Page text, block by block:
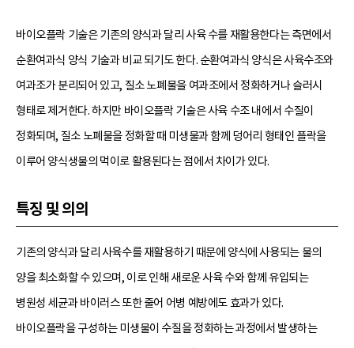
바이오플락 기술은 기존의 양식과 달리 사육 수를 재활용한다는 측면에서
순환여과식 양식 기술과 비교 되기도 한다. 순환여과식 양식은 사육수조와
여과조가 분리되어 있고, 질소 노폐물을 여과조에서 정화하거나 슬러시
형태로 제거한다. 하지만 바이오플락 기술은 사육 수조 내에서 수질이
정화되며, 질소 노폐물을 정화할 때 미생물과 함께 덩어리 형태인 플락을
이루어 양식생물의 먹이로 활용된다는 점에서 차이가 있다.
특징 및 의의
기존의 양식과 달리 사육수를 재활용하기 때문에 양식에 사용되는 물의
양을 최소화할 수 있으며, 이로 인해 새로운 사육 수와 함께 유입되는
병원성 세균과 바이러스 또한 줄어 어병 예방에도 효과가 있다.
바이오플락을 구성하는 미생물이 수질을 정화하는 과정에서 발생하는